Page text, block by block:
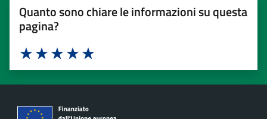
Quanto sono chiare le informazioni su questa
pagina?
Valuta 5 stelle su 5
Valuta 4 stelle su 5
Valuta 3 stelle su 5
Valuta 2 stelle su 5
Valuta 1 stelle su 5